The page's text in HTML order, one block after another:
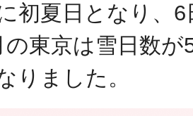
初夏日となり、
の東京は雪日数
りました。